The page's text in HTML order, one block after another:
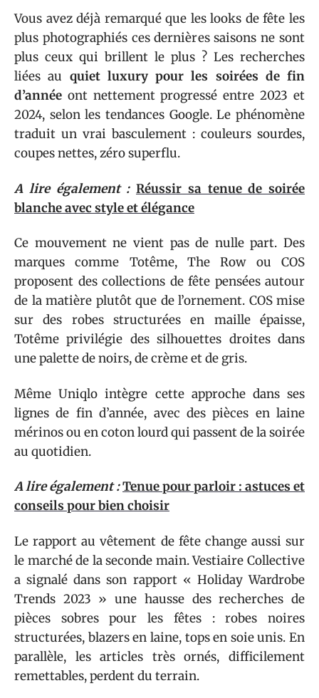
Vous avez déjà remarqué que les looks de fête les
plus photographiés ces dernières saisons ne sont
plus ceux qui brillent le plus ? Les recherches
liées au quiet luxury pour les soirées de fin
d’année ont nettement progressé entre 2023 et
2024, selon les tendances Google. Le phénomène
traduit un vrai basculement : couleurs sourdes,
coupes nettes, zéro superflu.
A lire également : Réussir sa tenue de soirée
blanche avec style et élégance
Ce mouvement ne vient pas de nulle part. Des
marques comme Totême, The Row ou COS
proposent des collections de fête pensées autour
de la matière plutôt que de l’ornement. COS mise
sur des robes structurées en maille épaisse,
Totême privilégie des silhouettes droites dans
une palette de noirs, de crème et de gris.
Même Uniqlo intègre cette approche dans ses
lignes de fin d’année, avec des pièces en laine
mérinos ou en coton lourd qui passent de la soirée
au quotidien.
A lire également :Tenue pour parloir : astuces et
conseils pour bien choisir
Le rapport au vêtement de fête change aussi sur
le marché de la seconde main. Vestiaire Collective
a signalé dans son rapport « Holiday Wardrobe
Trends 2023 » une hausse des recherches de
pièces sobres pour les fêtes : robes noires
structurées, blazers en laine, tops en soie unis. En
parallèle, les articles très ornés, difficilement
remettables, perdent du terrain.